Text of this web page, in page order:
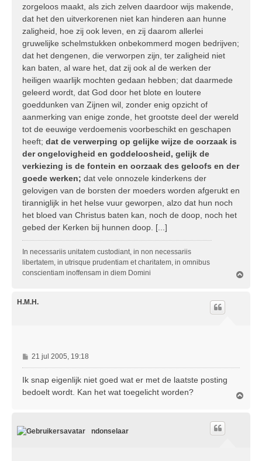
zorgeloos maakt, als zich zelven daardoor wijs makende,
dat het den uitverkorenen niet kan hinderen aan hunne
zaligheid, hoe zij ook leven, en zij daarom allerlei
gruwelijke schelmstukken onbekommerd mogen bedrijven;
dat het dengenen, die verworpen zijn, ter zaligheid niet
kan baten, al ware het, dat zij ook al de werken der
heiligen waarlijk mochten gedaan hebben; dat daarmede
geleerd wordt, dat God door het blote en loutere
goeddunken van Zijnen wil, zonder enig opzicht of
aanmerking van enige zonde, het grootste deel der wereld
tot de eeuwige verdoemenis voorbeschikt en geschapen
heeft; dat de verwerping op gelijke wijze de oorzaak is
der ongelovigheid en goddeloosheid, gelijk de
verkiezing is de fontein en oorzaak des geloofs en der
goede werken; dat vele onnozele kinderkens der
gelovigen van de borsten der moeders worden afgerukt en
tiranniglijk in het helse vuur geworpen, alzo dat hun noch
het bloed van Christus baten kan, noch de doop, noch het
gebed der Kerken bij hunnen doop. [...]
In necessariis unitatem custodiant, in non necessariis
libertatem, in utrisque prudentiam et charitatem, in omnibus
conscientiam inoffensam in diem Domini
H.M.H.
B
e
21 jul 2005, 19:18
Ik snap eigenlijk niet goed wat er met de laatste posting
bedoelt wordt. Kan het wat toegelicht worden?
ndonselaar